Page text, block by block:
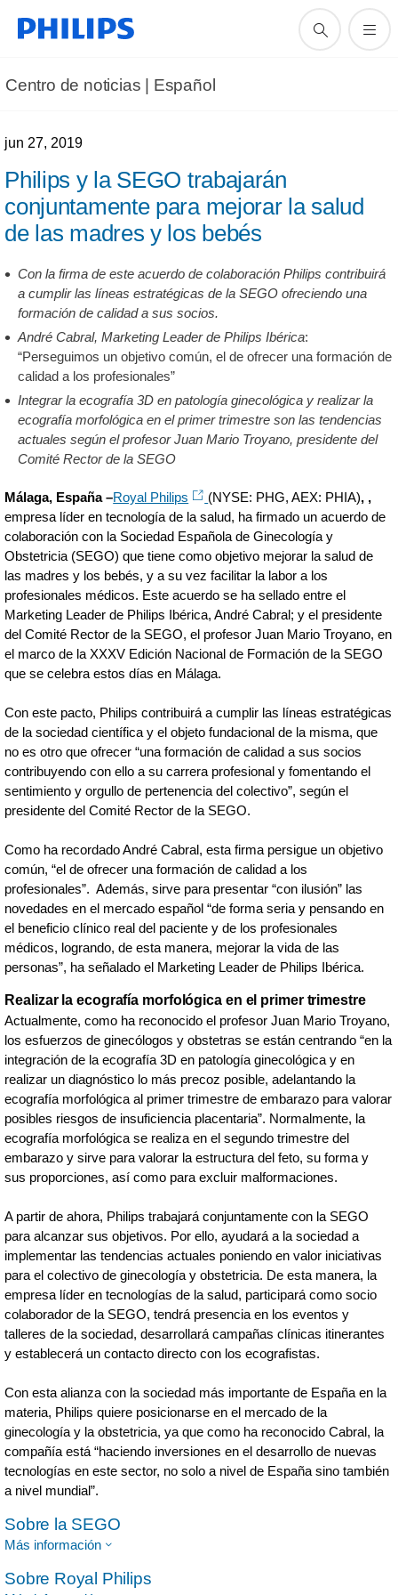
Centro de noticias | Español
jun 27, 2019
Philips y la SEGO trabajarán
conjuntamente para mejorar la salud
de las madres y los bebés
Con la firma de este acuerdo de colaboración Philips contribuirá
a cumplir las líneas estratégicas de la SEGO ofreciendo una
formación de calidad a sus socios.
André Cabral, Marketing Leader de Philips Ibérica:
“Perseguimos un objetivo común, el de ofrecer una formación de
calidad a los profesionales”
Integrar la ecografía 3D en patología ginecológica y realizar la
ecografía morfológica en el primer trimestre son las tendencias
actuales según el profesor Juan Mario Troyano, presidente del
Comité Rector de la SEGO
Málaga, España –Royal Philips (NYSE: PHG, AEX: PHIA), ,
empresa líder en tecnología de la salud, ha firmado un acuerdo de
colaboración con la Sociedad Española de Ginecología y
Obstetricia (SEGO) que tiene como objetivo mejorar la salud de
las madres y los bebés, y a su vez facilitar la labor a los
profesionales médicos. Este acuerdo se ha sellado entre el
Marketing Leader de Philips Ibérica, André Cabral; y el presidente
del Comité Rector de la SEGO, el profesor Juan Mario Troyano, en
el marco de la XXXV Edición Nacional de Formación de la SEGO
que se celebra estos días en Málaga.
Con este pacto, Philips contribuirá a cumplir las líneas estratégicas
de la sociedad científica y el objeto fundacional de la misma, que
no es otro que ofrecer “una formación de calidad a sus socios
contribuyendo con ello a su carrera profesional y fomentando el
sentimiento y orgullo de pertenencia del colectivo”, según el
presidente del Comité Rector de la SEGO.
Como ha recordado André Cabral, esta firma persigue un objetivo
común, “el de ofrecer una formación de calidad a los
profesionales”. Además, sirve para presentar “con ilusión” las
novedades en el mercado español “de forma seria y pensando en
el beneficio clínico real del paciente y de los profesionales
médicos, logrando, de esta manera, mejorar la vida de las
personas”, ha señalado el Marketing Leader de Philips Ibérica.
Realizar la ecografía morfológica en el primer trimestre
Actualmente, como ha reconocido el profesor Juan Mario Troyano,
los esfuerzos de ginecólogos y obstetras se están centrando “en la
integración de la ecografía 3D en patología ginecológica y en
realizar un diagnóstico lo más precoz posible, adelantando la
ecografía morfológica al primer trimestre de embarazo para valorar
posibles riesgos de insuficiencia placentaria”. Normalmente, la
ecografía morfológica se realiza en el segundo trimestre del
embarazo y sirve para valorar la estructura del feto, su forma y
sus proporciones, así como para excluir malformaciones.
A partir de ahora, Philips trabajará conjuntamente con la SEGO
para alcanzar sus objetivos. Por ello, ayudará a la sociedad a
implementar las tendencias actuales poniendo en valor iniciativas
para el colectivo de ginecología y obstetricia. De esta manera, la
empresa líder en tecnologías de la salud, participará como socio
colaborador de la SEGO, tendrá presencia en los eventos y
talleres de la sociedad, desarrollará campañas clínicas itinerantes
y establecerá un contacto directo con los ecografistas.
Con esta alianza con la sociedad más importante de España en la
materia, Philips quiere posicionarse en el mercado de la
ginecología y la obstetricia, ya que como ha reconocido Cabral, la
compañía está “haciendo inversiones en el desarrollo de nuevas
tecnologías en este sector, no solo a nivel de España sino también
a nivel mundial”.
Sobre la SEGO
Más información
Sobre Royal Philips